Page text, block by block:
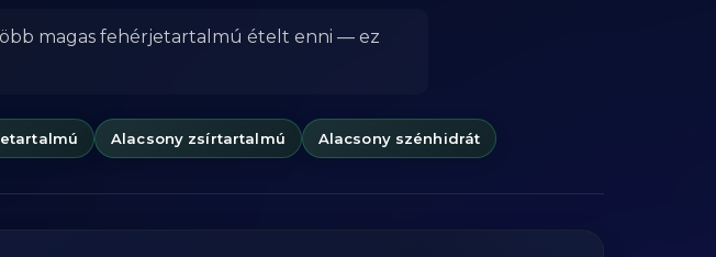
magas fehérjetartalmú ételt enni — ez
Alacsony zsírtartalmú Alacsony szénhidrát